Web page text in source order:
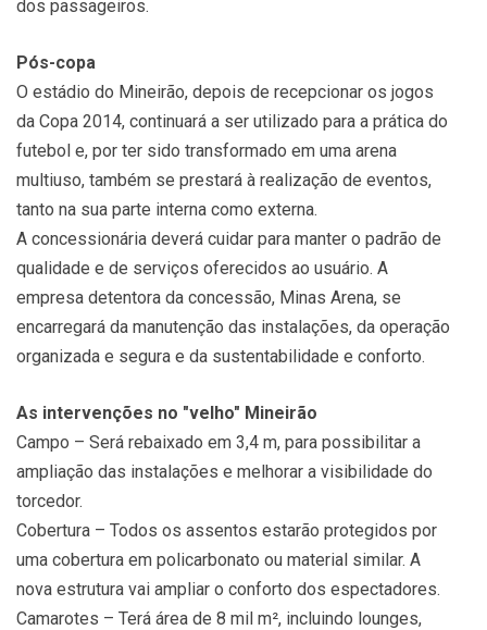
dos passageiros.
Pós-copa
O estádio do Mineirão, depois de recepcionar os jogos
da Copa 2014, continuará a ser utilizado para a prática do
futebol e, por ter sido transformado em uma arena
multiuso, também se prestará à realização de eventos,
tanto na sua parte interna como externa.
A concessionária deverá cuidar para manter o padrão de
qualidade e de serviços oferecidos ao usuário. A
empresa detentora da concessão, Minas Arena, se
encarregará da manutenção das instalações, da operação
organizada e segura e da sustentabilidade e conforto.
As intervenções no "velho" Mineirão
Campo – Será rebaixado em 3,4 m, para possibilitar a
ampliação das instalações e melhorar a visibilidade do
torcedor.
Cobertura – Todos os assentos estarão protegidos por
uma cobertura em policarbonato ou material similar. A
nova estrutura vai ampliar o conforto dos espectadores.
Camarotes – Terá área de 8 mil m², incluindo lounges,